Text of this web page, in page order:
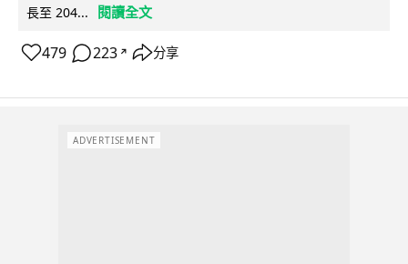
長至 204...
閱讀全文
479 223 ↗ 分享
ADVERTISEMENT